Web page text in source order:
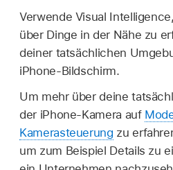
Verwende Visual
über Dinge in der Nähe zu
deiner tatsächlichen
iPhone-Bildschirm.
Um mehr über deine
der iPhone-Kamera auf
Kamerasteuerung zu
um zum Beispiel Details zu